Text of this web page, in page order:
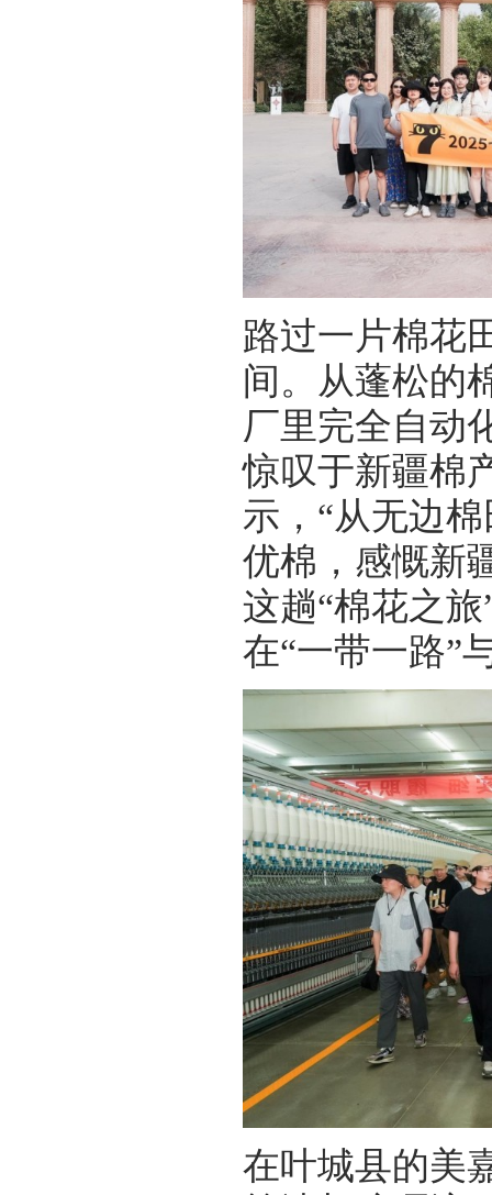
路过一片棉花
间。从蓬松的
厂里完全自动
惊叹于新疆棉
示，“从无边
优棉，感慨新
这趟“棉花之
在“一带一路”
在叶城县的美